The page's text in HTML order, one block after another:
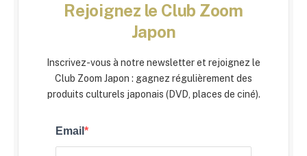
Rejoignez le Club Zoom
Japon
Inscrivez-vous à notre newsletter et rejoignez le
Club Zoom Japon : gagnez régulièrement des
produits culturels japonais (DVD, places de ciné).
Email